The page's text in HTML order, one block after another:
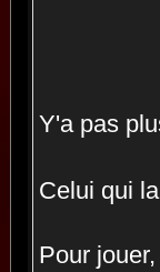
Y'a pas
Celui qui
Pour